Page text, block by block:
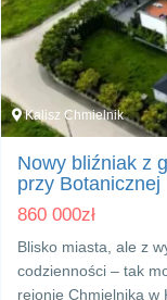
Kalisz Chmielnik
Nowy bliźniak z
przy Botanicznej
860 000zł
Blisko miasta, ale z
codzienności – tak
rejonie Chmielnika w